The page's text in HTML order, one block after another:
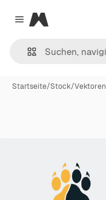
Close menu
Magnific
Startseite/Stock/Vektoren